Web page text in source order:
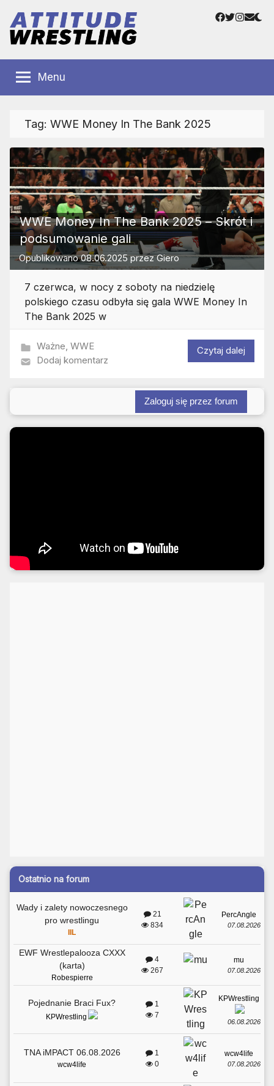
treści
Wrestling
Polska
Wrestlingu
Facebook
Twitter
Menu
Tag: WWE Money In The Bank 2025
WWE Money In The Bank 2025 – Skrót i
podsumowanie gali
Opublikowano08.06.2025przezGiero
7 czerwca, w nocy z soboty na niedzielę
polskiego czasu odbyła się gala WWE Money In
The Bank 2025 w
Ważne WWE
Dodaj komentarz
Czytaj dalej
Zaloguj się przez forum
Ostatnio na forum
Wady i zalety nowoczesnego
pro wrestlingu
IIL
21
834
PercAngle
07.08.2026
EWF Wrestlepalooza CXXX
(karta)
Robespierre
4
267
mu
07.08.2026
Pojednanie Braci Fux?
KPWrestling
1
7
KPWrestling
06.08.2026
TNA iMPACT 06.08.2026
wcw4life
1
0
wcw4life
07.08.2026